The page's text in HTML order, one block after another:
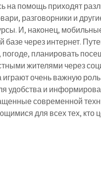
на помощь приходят
разговорники и
И, наконец,
через интернет.
планировать
жителями через
очень важную
удобства и
современной
для всех тех, кто